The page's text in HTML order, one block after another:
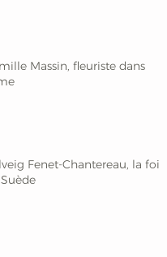
Massin, fleuriste dans
Fenet-Chantereau, la foi